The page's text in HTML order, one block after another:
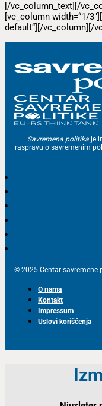
[/vc_column_text][/
[vc_column width=“1/
default“][/vc_column][/
Savremena politika je
raspravu o savremenim
© 2025 Centar savremene
O nama
Kontakt
Impressum
Uslovi korišćenja